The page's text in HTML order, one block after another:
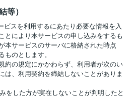
等）
スを利用するにあたり必要な情報を入
とにより本サービスの申し込みをするも
本サービスのサーバに格納された時点
ものとします。
約の規定にかかわらず、利用者が次のい
は、利用契約を締結しないことがありま
をした方が実在しないことが判明したと